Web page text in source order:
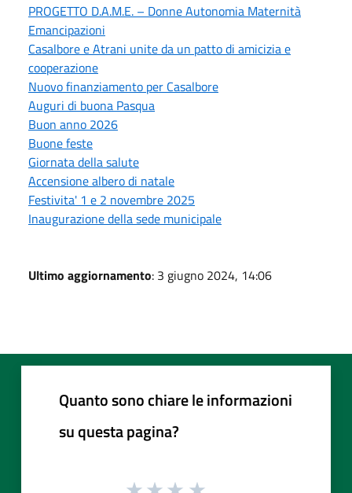
PROGETTO D.A.M.E. – Donne Autonomia Maternità
Emancipazioni
Casalbore e Atrani unite da un patto di amicizia e
cooperazione
Nuovo finanziamento per Casalbore
Auguri di buona Pasqua
Buon anno 2026
Buone feste
Giornata della salute
Accensione albero di natale
Festivita' 1 e 2 novembre 2025
Inaugurazione della sede municipale
Ultimo aggiornamento: 3 giugno 2024, 14:06
Quanto sono chiare le informazioni
su questa pagina?